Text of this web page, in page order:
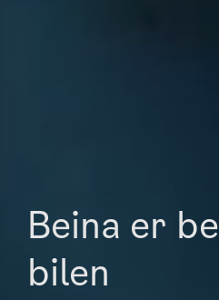
Beina er
bilen